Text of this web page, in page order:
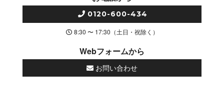
0120-600-434
8:30 〜 17:30（土日・祝除く）
Webフォームから
お問い合わせ